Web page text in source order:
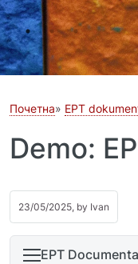
Почетна EPT
Demo:
23/05/2025, by Ivan
EPT